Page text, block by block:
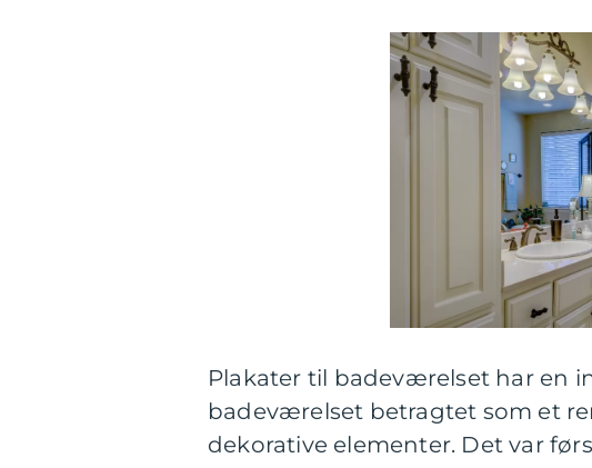
Plakater til badeværelset har en
badeværelset betragtet som et
dekorative elementer. Det var